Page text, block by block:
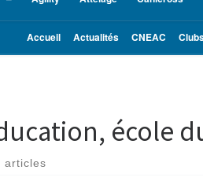
Accueil Actualités CNEAC
école
articles